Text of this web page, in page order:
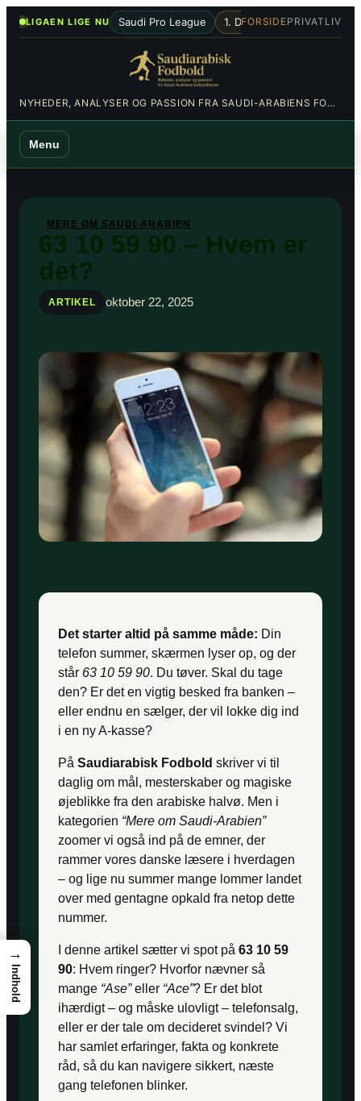
SpringLIGAEN LIGE NU Saudi Pro League 1. Division Al-Hilal•Al-
FORSIDEPRIVATLIV
NYHEDER, ANALYSER OG PASSION FRA SAUDI-ARABIENS FODBOLDBANER
Menu
MERE OM SAUDI-ARABIEN
63 10 59 90 – Hvem er
det?
ARTIKEL oktober 22, 2025
Det starter altid på samme måde: Din
telefon summer, skærmen lyser op, og der
står 63 10 59 90. Du tøver. Skal du tage
den? Er det en vigtig besked fra banken –
eller endnu en sælger, der vil lokke dig ind
i en ny A-kasse?
På Saudiarabisk Fodbold skriver vi til
daglig om mål, mesterskaber og magiske
øjeblikke fra den arabiske halvø. Men i
kategorien “Mere om Saudi-Arabien”
zoomer vi også ind på de emner, der
rammer vores danske læsere i hverdagen
– og lige nu summer mange lommer landet
over med gentagne opkald fra netop dette
nummer.
I denne artikel sætter vi spot på 63 10 59
90: Hvem ringer? Hvorfor nævner så
mange “Ase”eller “Ace”? Er det blot
ihærdigt – og måske ulovligt – telefonsalg,
eller er der tale om decideret svindel? Vi
har samlet erfaringer, fakta og konkrete
råd, så du kan navigere sikkert, næste
gang telefonen blinker.
→
Indhold